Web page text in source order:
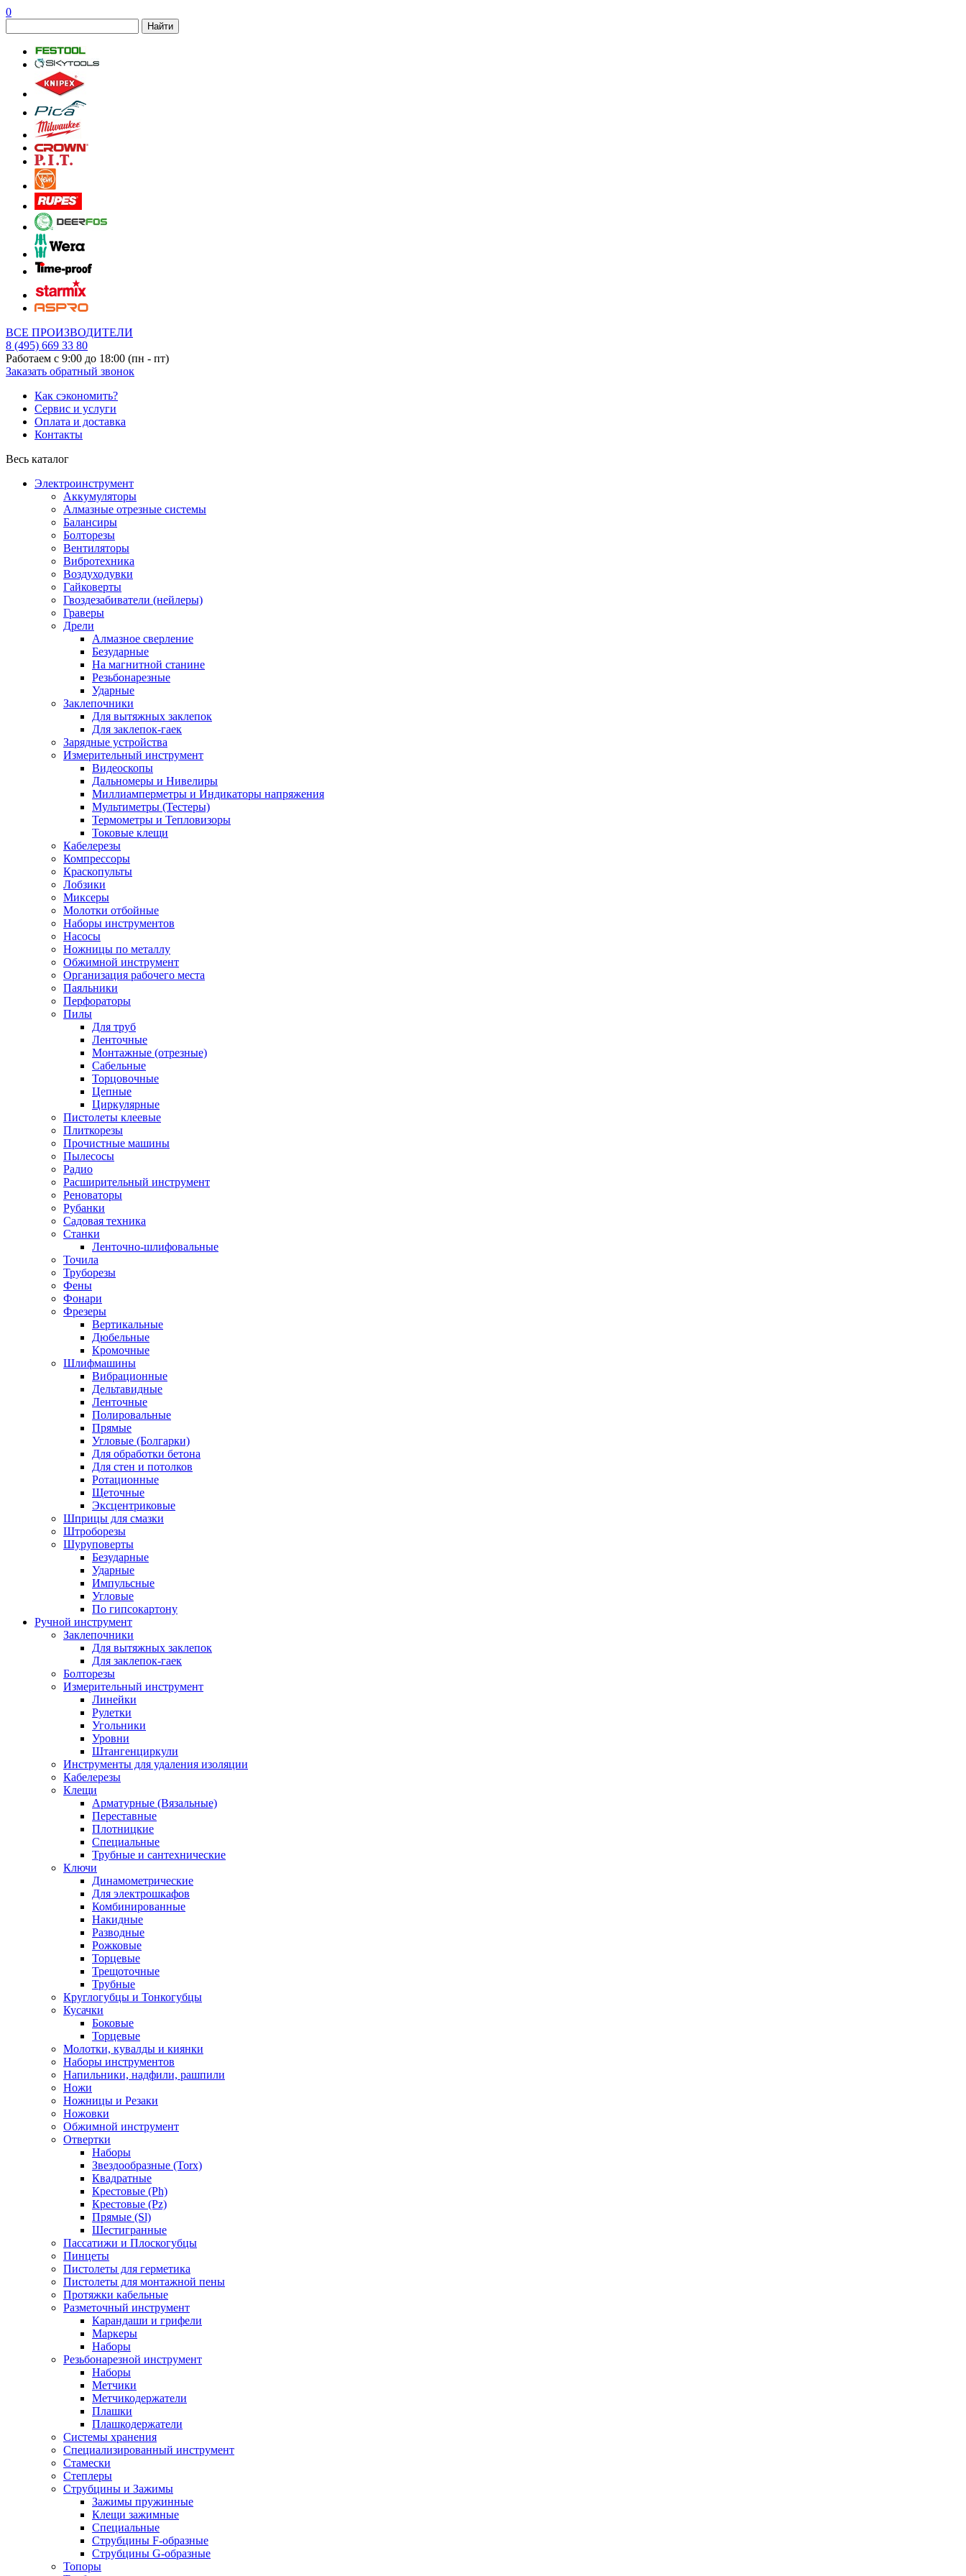
0
Найти
ВСЕ ПРОИЗВОДИТЕЛИ
8 (495) 669 33 80
Работаем с 9:00 до 18:00 (пн - пт)
Заказать обратный звонок
Как сэкономить?
Сервис и услуги
Оплата и доставка
Контакты
Весь каталог
Электроинструмент
Аккумуляторы
Алмазные отрезные системы
Балансиры
Болторезы
Вентиляторы
Вибротехника
Воздуходувки
Гайковерты
Гвоздезабиватели (нейлеры)
Граверы
Дрели
Алмазное сверление
Безударные
На магнитной станине
Резьбонарезные
Ударные
Заклепочники
Для вытяжных заклепок
Для заклепок-гаек
Зарядные устройства
Измерительный инструмент
Видеоскопы
Дальномеры и Нивелиры
Миллиамперметры и Индикаторы напряжения
Мультиметры (Тестеры)
Термометры и Тепловизоры
Токовые клещи
Кабелерезы
Компрессоры
Краскопульты
Лобзики
Миксеры
Молотки отбойные
Наборы инструментов
Насосы
Ножницы по металлу
Обжимной инструмент
Организация рабочего места
Паяльники
Перфораторы
Пилы
Для труб
Ленточные
Монтажные (отрезные)
Сабельные
Торцовочные
Цепные
Циркулярные
Пистолеты клеевые
Плиткорезы
Прочистные машины
Пылесосы
Радио
Расширительный инструмент
Реноваторы
Рубанки
Садовая техника
Станки
Ленточно-шлифовальные
Точила
Труборезы
Фены
Фонари
Фрезеры
Вертикальные
Дюбельные
Кромочные
Шлифмашины
Вибрационные
Дельтавидные
Ленточные
Полировальные
Прямые
Угловые (Болгарки)
Для обработки бетона
Для стен и потолков
Ротационные
Щеточные
Эксцентриковые
Шприцы для смазки
Штроборезы
Шуруповерты
Безударные
Ударные
Импульсные
Угловые
По гипсокартону
Ручной инструмент
Заклепочники
Для вытяжных заклепок
Для заклепок-гаек
Болторезы
Измерительный инструмент
Линейки
Рулетки
Угольники
Уровни
Штангенциркули
Инструменты для удаления изоляции
Кабелерезы
Клещи
Арматурные (Вязальные)
Переставные
Плотницкие
Специальные
Трубные и сантехнические
Ключи
Динамометрические
Для электрошкафов
Комбинированные
Накидные
Разводные
Рожковые
Торцевые
Трещоточные
Трубные
Круглогубцы и Тонкогубцы
Кусачки
Боковые
Торцевые
Молотки, кувалды и киянки
Наборы инструментов
Напильники, надфили, рашпили
Ножи
Ножницы и Резаки
Ножовки
Обжимной инструмент
Отвертки
Наборы
Звездообразные (Torx)
Квадратные
Крестовые (Ph)
Крестовые (Pz)
Прямые (Sl)
Шестигранные
Пассатижи и Плоскогубцы
Пинцеты
Пистолеты для герметика
Пистолеты для монтажной пены
Протяжки кабельные
Разметочный инструмент
Карандаши и грифели
Маркеры
Наборы
Резьбонарезной инструмент
Наборы
Метчики
Метчикодержатели
Плашки
Плашкодержатели
Системы хранения
Специализированный инструмент
Стамески
Степлеры
Струбцины и Зажимы
Зажимы пружинные
Клещи зажимные
Специальные
Струбцины F-образные
Струбцины G-образные
Топоры